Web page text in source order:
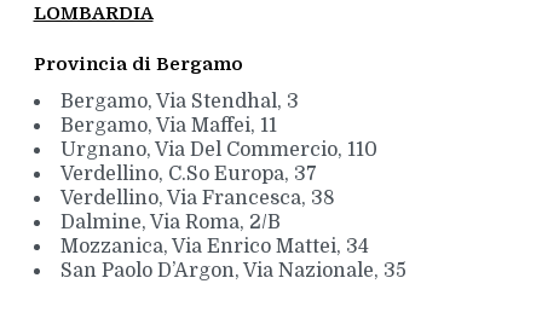
LOMBARDIA
Provincia di Bergamo
Bergamo, Via Stendhal, 3
Bergamo, Via Maffei, 11
Urgnano, Via Del Commercio, 110
Verdellino, C.So Europa, 37
Verdellino, Via Francesca, 38
Dalmine, Via Roma, 2/B
Mozzanica, Via Enrico Mattei, 34
San Paolo D’Argon, Via Nazionale, 35